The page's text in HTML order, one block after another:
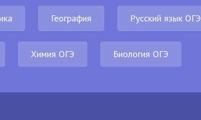
География Русский язык ОГЭ
Химия ОГЭ Биология ОГЭ